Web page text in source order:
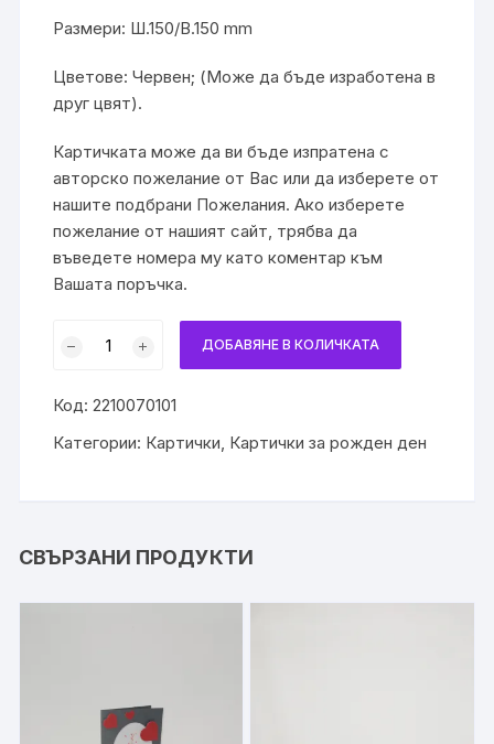
Размери: Ш.150/В.150 mm
Цветове: Червен; (Може да бъде изработена в
друг цвят).
Картичката може да ви бъде изпратена с
авторско пожелание от Вас или да изберете от
нашите подбрани Пожелания. Ако изберете
пожелание от нашият сайт, трябва да
въведете номера му като коментар към
Вашата поръчка.
за
рожден
ДОБАВЯНЕ В КОЛИЧКАТА
Код:2210070101
Категории: Картички, Картички за рожден ден
СВЪРЗАНИ ПРОДУКТИ